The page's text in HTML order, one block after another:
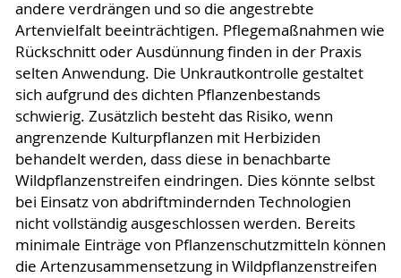
andere verdrängen und so die angestrebte
Artenvielfalt beeinträchtigen. Pflegemaßnahmen wie
Rückschnitt oder Ausdünnung finden in der Praxis
selten Anwendung. Die Unkrautkontrolle gestaltet
sich aufgrund des dichten Pflanzenbestands
schwierig. Zusätzlich besteht das Risiko, wenn
angrenzende Kulturpflanzen mit Herbiziden
behandelt werden, dass diese in benachbarte
Wildpflanzenstreifen eindringen. Dies könnte selbst
bei Einsatz von abdriftmindernden Technologien
nicht vollständig ausgeschlossen werden. Bereits
minimale Einträge von Pflanzenschutzmitteln können
die Artenzusammensetzung in Wildpflanzenstreifen